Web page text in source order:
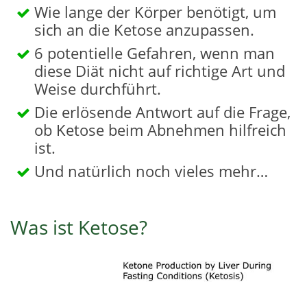
Wie lange der Körper benötigt, um
sich an die Ketose anzupassen.
6 potentielle Gefahren, wenn man
diese Diät nicht auf richtige Art und
Weise durchführt.
Die erlösende Antwort auf die Frage,
ob Ketose beim Abnehmen hilfreich
ist.
Und natürlich noch vieles mehr…
Was ist Ketose?